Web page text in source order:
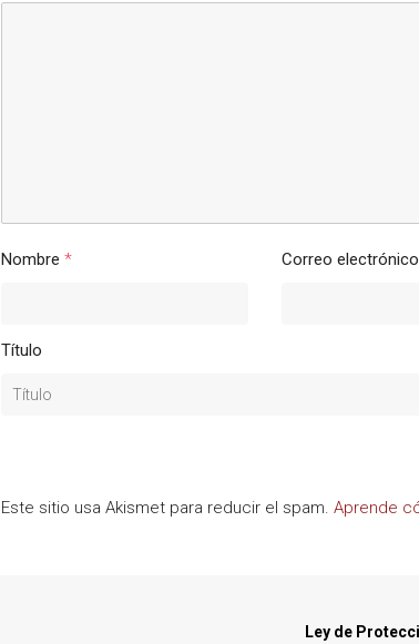
Nombre * Correo electrónico
Título
Este sitio usa Akismet para reducir el spam. Aprende
Ley de